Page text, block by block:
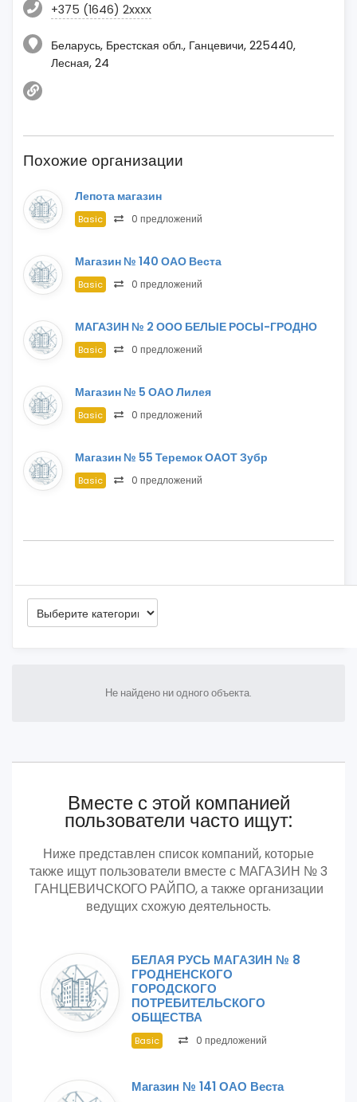
+375 (1646) 2xxxx
Беларусь, Брестская обл., Ганцевичи, 225440,
Лесная, 24
Похожие организации
Лепота магазин
Basic 0 предложений
Магазин № 140 ОАО Веста
Basic 0 предложений
МАГАЗИН № 2 ООО БЕЛЫЕ РОСЫ-ГРОДНО
Basic 0 предложений
Магазин № 5 ОАО Лилея
Basic 0 предложений
Магазин № 55 Теремок ОАОТ Зубр
Basic 0 предложений
Не найдено ни одного объекта.
Вместе с этой компанией
пользователи часто ищут:
Ниже представлен список компаний, которые
также ищут пользователи вместе с МАГАЗИН № 3
ГАНЦЕВИЧСКОГО РАЙПО, а также организации
ведущих схожую деятельность.
БЕЛАЯ РУСЬ МАГАЗИН № 8
ГРОДНЕНСКОГО
ГОРОДСКОГО
ПОТРЕБИТЕЛЬСКОГО
ОБЩЕСТВА
Basic 0 предложений
Магазин № 141 ОАО Веста